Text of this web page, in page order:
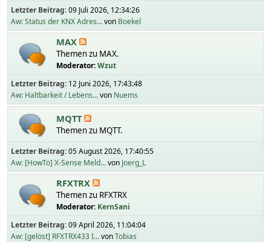
Letzter Beitrag:09 Juli 2026, 12:34:26
Aw: Status der KNX Adres...von Boekel
MAX
Themen zu MAX.
Moderator:Wzut
Letzter Beitrag: 12 Juni 2026, 17:43:48
Aw: Haltbarkeit / Lebens...von Nuems
MQTT
Themen zu MQTT.
Letzter Beitrag:05 August 2026, 17:40:55
Aw: [HowTo] X-Sense Meld...von Joerg_L
RFXTRX
Themen zu RFXTRX
Moderator: KernSani
Letzter Beitrag:09 April 2026, 11:04:04
Aw: [gelöst] RFXTRX433 I...vonTobias